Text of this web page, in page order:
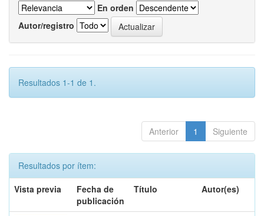
En orden
Autor/registro
Resultados 1-1 de 1.
Anterior 1 Siguiente
Resultados por ítem:
Vista previa
Fecha de
publicación
Título Autor(es)